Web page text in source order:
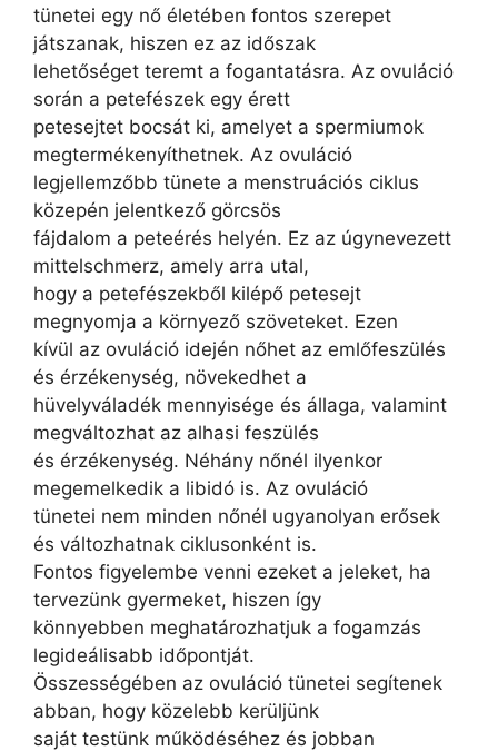
tünetei egy nő életében fontos szerepet
játszanak, hiszen ez az időszak
lehetőséget teremt a fogantatásra. Az ovuláció
során a petefészek egy érett
petesejtet bocsát ki, amelyet a spermiumok
megtermékenyíthetnek. Az ovuláció
legjellemzőbb tünete a menstruációs ciklus
közepén jelentkező görcsös
fájdalom a peteérés helyén. Ez az úgynevezett
mittelschmerz, amely arra utal,
hogy a petefészekből kilépő petesejt
megnyomja a környező szöveteket. Ezen
kívül az ovuláció idején nőhet az emlőfeszülés
és érzékenység, növekedhet a
hüvelyváladék mennyisége és állaga, valamint
megváltozhat az alhasi feszülés
és érzékenység. Néhány nőnél ilyenkor
megemelkedik a libidó is. Az ovuláció
tünetei nem minden nőnél ugyanolyan erősek
és változhatnak ciklusonként is.
Fontos figyelembe venni ezeket a jeleket, ha
tervezünk gyermeket, hiszen így
könnyebben meghatározhatjuk a fogamzás
legideálisabb időpontját.
Összességében az ovuláció tünetei segítenek
abban, hogy közelebb kerüljünk
saját testünk működéséhez és jobban